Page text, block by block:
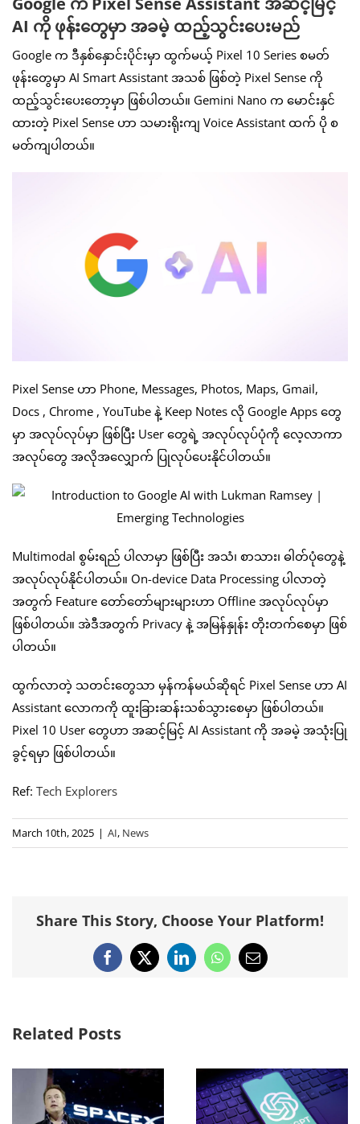
AI ကို ဖုန်းတွေမှာ အခမဲ့ ထည့်သွင်းပေးမည်
Google က ဒီနှစ်နှောင်းပိုင်းမှာ ထွက်မယ့် Pixel 10 Series စမတ်
ဖုန်းတွေမှာ AI Smart Assistant အသစ် ဖြစ်တဲ့ Pixel Sense ကို
ထည့်သွင်းပေးတော့မှာ ဖြစ်ပါတယ်။ Gemini Nano က မောင်းနှင်
ထားတဲ့ Pixel Sense ဟာ သမားရိုးကျ Voice Assistant ထက် ပို စ
မတ်ကျပါတယ်။
Pixel Sense ဟာ Phone, Messages, Photos, Maps, Gmail,
Docs , Chrome , YouTube နဲ့ Keep Notes လို Google Apps တွေ
မှာ အလုပ်လုပ်မှာ ဖြစ်ပြီး User တွေရဲ့ အလုပ်လုပ်ပုံကို လေ့လာကာ
အလုပ်တွေ အလိုအလျှောက် ပြုလုပ်ပေးနိုင်ပါတယ်။
Multimodal စွမ်းရည် ပါလာမှာ ဖြစ်ပြီး အသံ၊ စာသား၊ ဓါတ်ပုံတွေနဲ့
အလုပ်လုပ်နိုင်ပါတယ်။ On-device Data Processing ပါလာတဲ့
အတွက် Feature တော်တော်များများဟာ Offline အလုပ်လုပ်မှာ
ဖြစ်ပါတယ်။ အဲဒီအတွက် Privacy နဲ့ အမြန်နှုန်း တိုးတက်စေမှာ ဖြစ်
ပါတယ်။
ထွက်လာတဲ့ သတင်းတွေသာ မှန်ကန်မယ်ဆိုရင် Pixel Sense ဟာ AI
Assistant လောကကို ထူးခြားဆန်းသစ်သွားစေမှာ ဖြစ်ပါတယ်။
Pixel 10 User တွေဟာ အဆင့်မြင့် AI Assistant ကို အခမဲ့ အသုံးပြု
ခွင့်ရမှာ ဖြစ်ပါတယ်။
Ref: Tech Explorers
March 10th, 2025 | AI, News
Share This Story, Choose Your Platform!
Facebook
X LinkedInWhatsApp
Email
Related Posts